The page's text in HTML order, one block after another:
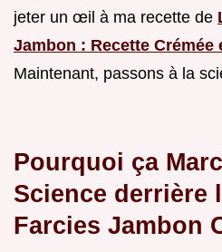
jeter un œil à ma recette de
Jambon : Recette Crémée
Maintenant, passons à la
Pourquoi ça
Science derrière
Farcies Jambon